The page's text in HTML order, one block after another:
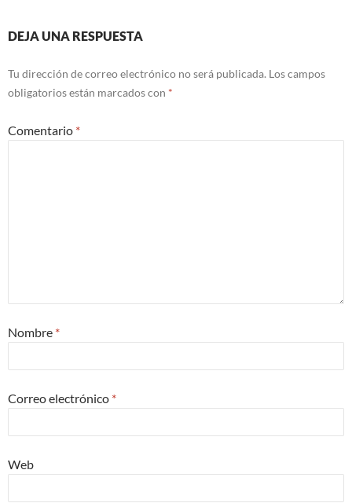
DEJA UNA RESPUESTA
Tu dirección de correo electrónico no será publicada. Los campos
obligatorios están marcados con *
Comentario *
Nombre *
Correo electrónico *
Web